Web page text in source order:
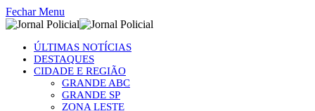
Fechar Menu
ÚLTIMAS NOTÍCIAS
DESTAQUES
CIDADE E REGIÃO
GRANDE ABC
GRANDE SP
ZONA LESTE